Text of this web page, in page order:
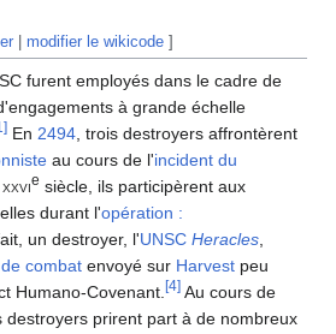
|modifier le wikicode ]
furent employés dans le cadre de
à grande échelle
] En 2494 , trois destroyers affrontèrent
au cours de l'incident du
xxvie siècle, ils participèrent aux
durant l'opération :
un destroyer, l'UNSC Heracles
combat envoyé sur Harvest peu
Humano-Covenant. [4] Au cours de
destroyers prirent part à de nombreux